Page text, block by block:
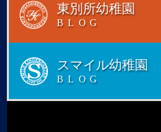
東別所幼稚園
BLOG
スマイル幼稚園
BLOG